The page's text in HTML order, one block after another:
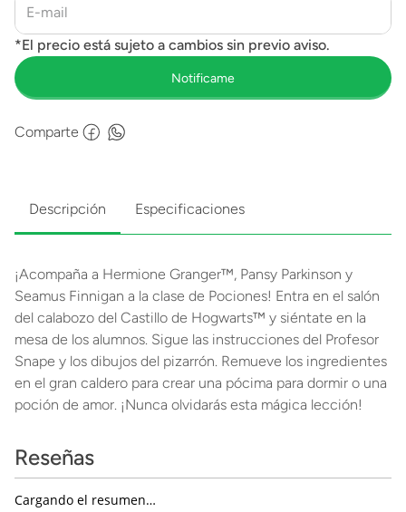
Comparte
Descripción Especificaciones
¡Acompaña a Hermione Granger™, Pansy Parkinson y
Seamus Finnigan a la clase de Pociones! Entra en el salón
del calabozo del Castillo de Hogwarts™ y siéntate en la
mesa de los alumnos. Sigue las instrucciones del Profesor
Snape y los dibujos del pizarrón. Remueve los ingredientes
en el gran caldero para crear una pócima para dormir o una
poción de amor. ¡Nunca olvidarás esta mágica lección!
Reseñas
Cargando el resumen…